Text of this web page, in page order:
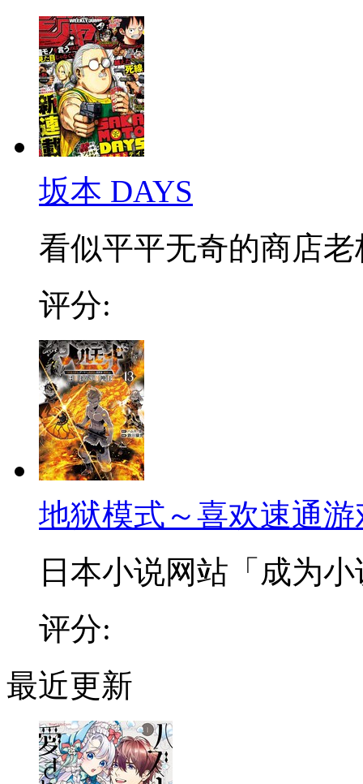
坂本 DAYS
看似平平无奇的商店老
评分:
地狱模式～喜欢速通
日本小说网站「成为
评分:
最近更新